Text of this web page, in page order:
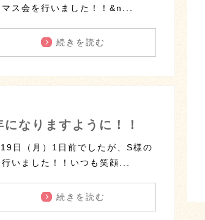
ス会を行いました！！&n...
続きを読む
なりますように！！
日（月）1日前でしたが、S様の
いました！！いつも笑顔...
続きを読む